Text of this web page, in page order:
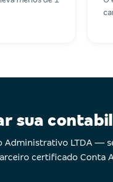
sua
Administrativo LTDA —
certificado Conta